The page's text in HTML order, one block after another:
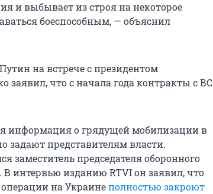
и выбывает из строя на некоторое
боеспособным, — объяснил
на встрече с президентом
заявил, что с начала года контракты с ВС
информация о грядущей мобилизации в
задают представителям власти.
заместитель председателя оборонного
интервью изданию RTVI он заявил, что
на Украинеполностью закроют